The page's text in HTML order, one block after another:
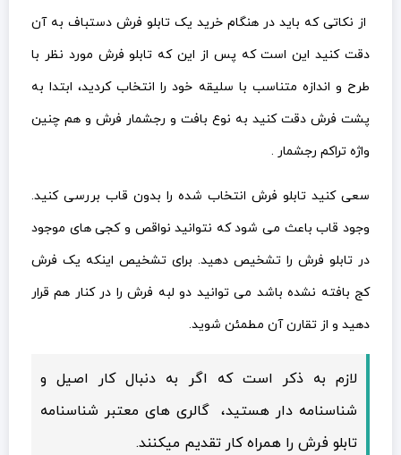
از نکاتی که باید در هنگام خرید یک تابلو فرش دستباف به آن
دقت کنید این است که پس از این که تابلو فرش مورد نظر با
طرح و اندازه متناسب با سلیقه خود را انتخاب کردید، ابتدا به
پشت فرش دقت کنید به نوع بافت و رجشمار فرش و هم چنین
واژه تراکم رجشمار .
سعی کنید تابلو فرش انتخاب شده را بدون قاب بررسی کنید.
وجود قاب باعث می شود که نتوانید نواقص و کجی های موجود
در تابلو فرش را تشخیص دهید. برای تشخیص اینکه یک فرش
کج بافته نشده باشد می توانید دو لبه فرش را در کنار هم قرار
دهید و از تقارن آن مطمئن شوید.
لازم به ذکر است که اگر به دنبال کار اصیل و
شناسنامه دار هستید، گالری های معتبر شناسنامه
تابلو فرش را همراه کار تقدیم میکنند.